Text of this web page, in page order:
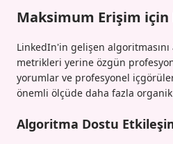
Maksimum Erişim
LinkedIn'in gelişen
metrikleri yerine özgün
yorumlar ve profesyonel
önemli ölçüde daha fazla
Algoritma Dostu